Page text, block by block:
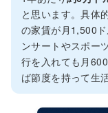
と思います。具体
の家賃が月1,500
ンサートやスポー
行を入れても月
ば節度を持って生